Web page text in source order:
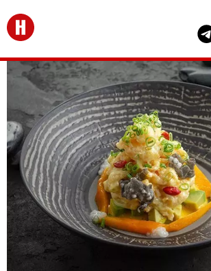
Перейти на главную